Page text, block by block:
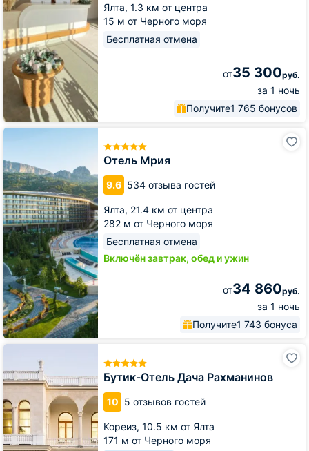
Ялта, 1.3 км от центра
15 м от Черного моря
Бесплатная отмена
от35 300руб.
за 1 ночь
Получите1 765 бонусов
Отель Мрия
9.6 534 отзыва гостей
Ялта, 21.4 км от центра
282 м от Черного моря
Бесплатная отмена
Включён завтрак, обед и ужин
от34 860руб.
за 1 ночь
Получите1 743 бонуса
Отель
Бутик-Отель Дача Рахманинов
10 5 отзывов гостей
Кореиз, 10.5 км от Ялта
171 м от Черного моря
Бутик-
Дача
Рахманинов